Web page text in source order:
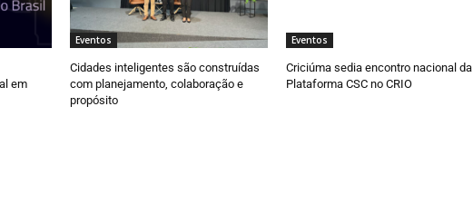
em
Eventos
Cidades inteligentes são construídas
com planejamento, colaboração e
propósito
Eventos
Criciúma sedia encontro nacional da
Plataforma CSC no CRIO